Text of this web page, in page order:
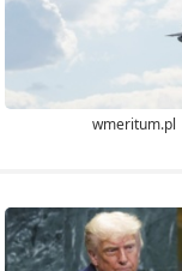
wmeritum.pl